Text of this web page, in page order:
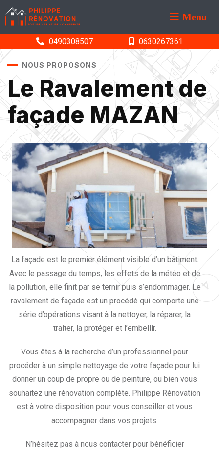
Menu
0490308507 0630267361
NOUS PROPOSONS
Le Ravalement de
façade MAZAN
La façade est le premier élément visible d’un bâtiment.
Avec le passage du temps, les effets de la météo et de
la pollution, elle finit par se ternir puis s’endommager. Le
ravalement de façade est un procédé qui comporte une
série d’opérations visant à la nettoyer, la réparer, la
traiter, la protéger et l’embellir.
Vous êtes à la recherche d’un professionnel pour
procéder à un simple nettoyage de votre façade pour lui
donner un coup de propre ou de peinture, ou bien vous
souhaitez une rénovation complète. Philippe Rénovation
est à votre disposition pour vous conseiller et vous
accompagner dans vos projets.
N’hésitez pas à nous contacter pour bénéficier